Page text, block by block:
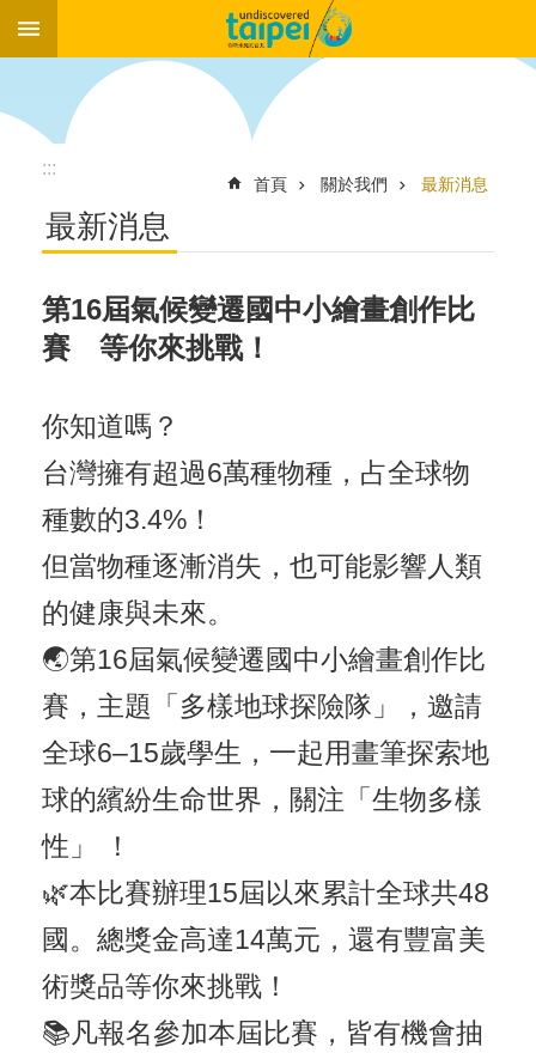
跳到主要內容區塊
:::
首頁 關於我們 最新消息
最新消息
第16屆氣候變遷國中小繪畫創作比
賽 等你來挑戰！
你知道嗎？
台灣擁有超過6萬種物種，占全球物
種數的3.4%！
但當物種逐漸消失，也可能影響人類
的健康與未來。
🌏第16屆氣候變遷國中小繪畫創作比
賽，主題「多樣地球探險隊」，邀請
全球6–15歲學生，一起用畫筆探索地
球的繽紛生命世界，關注「生物多樣
性」 ！
🌿本比賽辦理15屆以來累計全球共48
國。總獎金高達14萬元，還有豐富美
術獎品等你來挑戰！
📚凡報名參加本屆比賽，皆有機會抽